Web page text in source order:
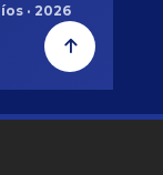
· 2026